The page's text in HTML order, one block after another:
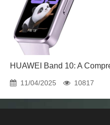
HUAWEI Band 10: A
11/04/2025 10817